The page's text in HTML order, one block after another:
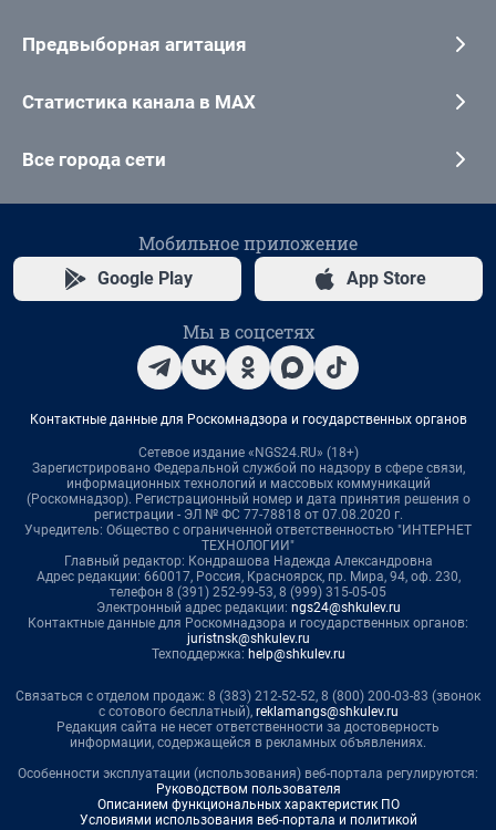
Предвыборная агитация
Статистика канала в MAX
Все города сети
Мобильное приложение
Google Play App Store
Мы в соцсетях
Контактные данные для Роскомнадзора и государственных органов
Сетевое издание «NGS24.RU» (18+)
Зарегистрировано Федеральной службой по надзору в сфере связи,
информационных технологий и массовых коммуникаций
(Роскомнадзор). Регистрационный номер и дата принятия решения о
регистрации - ЭЛ № ФС 77-78818 от 07.08.2020 г.
Учредитель: Общество с ограниченной ответственностью "ИНТЕРНЕТ
ТЕХНОЛОГИИ"
Главный редактор: Кондрашова Надежда Александровна
Адрес редакции: 660017, Россия, Красноярск, пр. Мира, 94, оф. 230,
телефон 8 (391) 252-99-53, 8 (999) 315-05-05
Электронный адрес редакции: ngs24@shkulev.ru
Контактные данные для Роскомнадзора и государственных органов:
juristnsk@shkulev.ru
Техподдержка: help@shkulev.ru
Связаться с отделом продаж: 8 (383) 212-52-52, 8 (800) 200-03-83 (звонок
с сотового бесплатный), reklamangs@shkulev.ru
Редакция сайта не несет ответственности за достоверность
информации, содержащейся в рекламных объявлениях.
Особенности эксплуатации (использования) веб-портала регулируются:
Руководством пользователя
Описанием функциональных характеристик ПО
Условиями использования веб-портала и политикой